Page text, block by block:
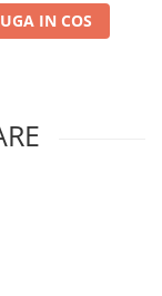
IN COS